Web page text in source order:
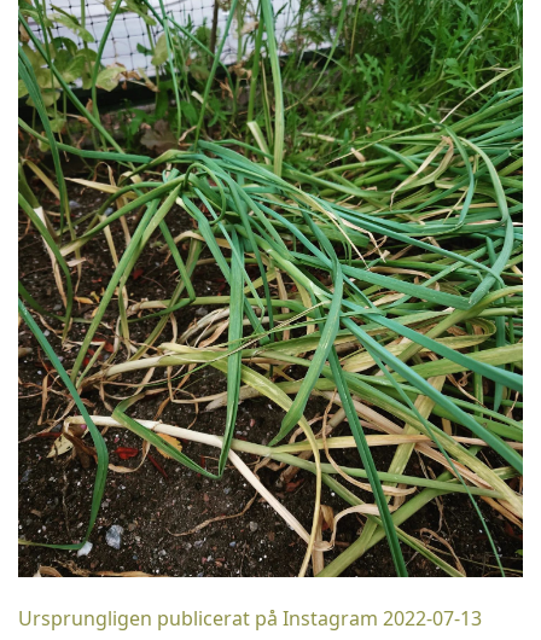
Ursprungligen publicerat på Instagram 2022-07-13